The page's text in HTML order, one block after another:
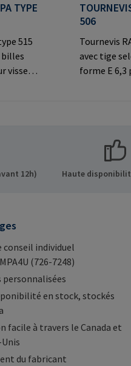
TYPE
515
billes
visser
sur le
&
8 21514
506
Tournevis
avec tige
forme E 6,3
fabricant:
Co. KG Auf
12h) Haute
conseil individuel
(726-7248)
en stock, stockés
facile à travers le Canada et
du fabricant